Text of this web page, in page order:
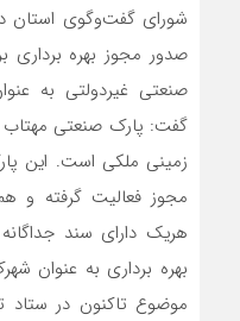
شورای گفت‌وگوی
صدور مجوز بهره
صنعتی غیردولتی به
گفت: پارک صنعتی مهتاب
هریک دارای سند
بهره برداری به عنوان
موضوع تاکنون در